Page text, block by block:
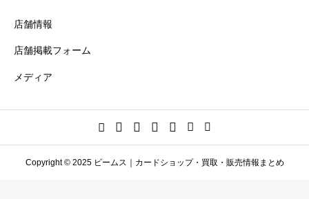
店舗情報
店舗掲載フォーム
メディア
Copyright © 2025 ビームス｜カードショップ・買取・販売情報まとめ